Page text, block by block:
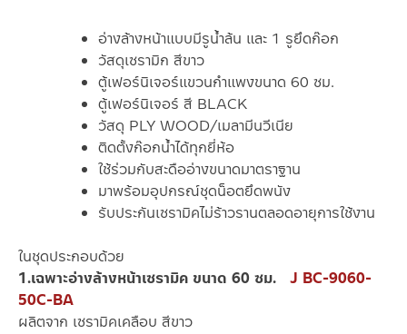
อ่างล้างหน้าแบบมีรูน้ำล้น และ 1 รูยึดก๊อก
วัสดุเซรามิก สีขาว
ตู้เฟอร์นิเจอร์แขวนกำแพงขนาด 60 ซม.
ตู้เฟอร์นิเจอร์ สี BLACK
วัสดุ PLY WOOD/เมลามีนวีเนีย
ติดตั้งก๊อกน้ำได้ทุกยี่ห้อ
ใช้ร่วมกับสะดืออ่างขนาดมาตราฐาน
มาพร้อมอุปกรณ์ชุดน็อตยึดพนัง
รับประกันเซรามิคไม่ร้าวรานตลอดอายุการใช้งาน
ในชุดประกอบด้วย
1.เฉพาะอ่างล้างหน้าเซรามิค ขนาด 60 ซม. J BC-9060-
50C-BA
ผลิตจาก เซรามิคเคลือบ สีขาว